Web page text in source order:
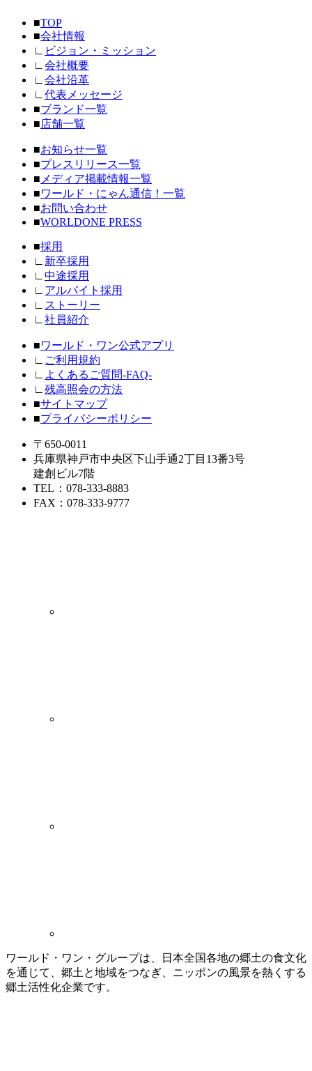
■TOP
■会社情報
∟
ビジョン・ミッション
∟ 会社概要
∟ 会社沿革
∟ 代表メッセージ
■ブランド一覧
■店舗一覧
■お知らせ一覧
■プレスリリース一覧
■ メディア掲載情報一覧
■ワールド・にゃん通信！一覧
■お問い合わせ
■WORLDONE PRESS
■採用
∟ 新卒採用
∟ 中途採用
∟ アルバイト採用
∟
ストーリー
∟ 社員紹介
■ワールド・ワン公式アプリ
∟
ご利用規約
∟
よくあるご質問-FAQ-
∟ 残高照会の方法
■サイトマップ
■プライバシーポリシー
〒650-0011
兵庫県神戸市中央区下山手通2丁目13番3号
建創ビル7階
TEL ：078-333-8883
FAX ：078-333-9777
ワールド・ワン・グループは、日本全国各地の郷土の食文化
を通じて、郷土と地域をつなぎ、ニッポンの風景を熱くする
郷土活性化企業です。